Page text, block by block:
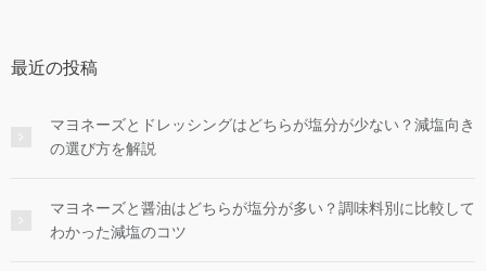
最近の投稿
マヨネーズとドレッシングはどちらが塩分が少ない？減塩向き
の選び方を解説
マヨネーズと醤油はどちらが塩分が多い？調味料別に比較して
わかった減塩のコツ